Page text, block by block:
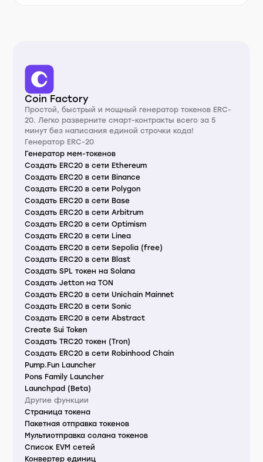
Coin Factory
Простой, быстрый и мощный генератор токенов ERC-
20. Легко разверните смарт-контракты всего за 5
минут без написания единой строчки кода!
Генератор ERC-20
Генератор мем-токенов
Создать ERC20 в сети Ethereum
Создать ERC20 в сети Binance
Создать ERC20 в сети Polygon
Создать ERC20 в сети Base
Создать ERC20 в сети Arbitrum
Создать ERC20 в сети Optimism
Создать ERC20 в сети Linea
Создать ERC20 в сети Sepolia (free)
Создать ERC20 в сети Blast
Создать SPL токен на Solana
Создать Jetton на TON
Создать ERC20 в сети Unichain Mainnet
Создать ERC20 в сети Sonic
Создать ERC20 в сети Abstract
Create Sui Token
Создать TRC20 токен (Tron)
Создать ERC20 в сети Robinhood Chain
Pump.Fun Launcher
Pons Family Launcher
Launchpad (Beta)
Другие функции
Страница токена
Пакетная отправка токенов
Мультиотправка солана токенов
Список EVM сетей
Конвертер единиц